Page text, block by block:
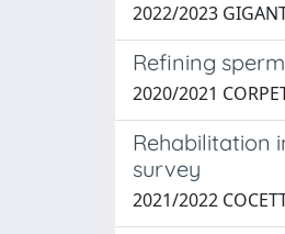
2022/2023
Refining
2020/2021
Rehabilitation
survey
2021/2022